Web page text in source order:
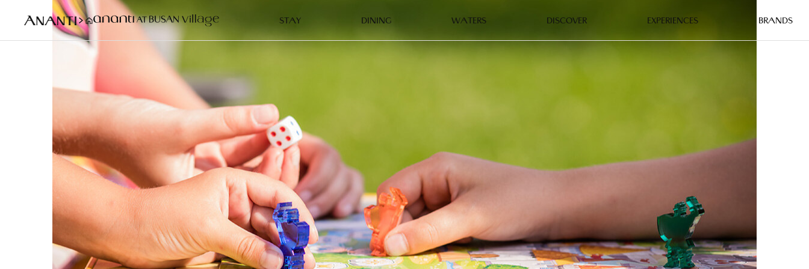
STAY DINING WATERS DISCOVER EXPERIENCES BRANDS